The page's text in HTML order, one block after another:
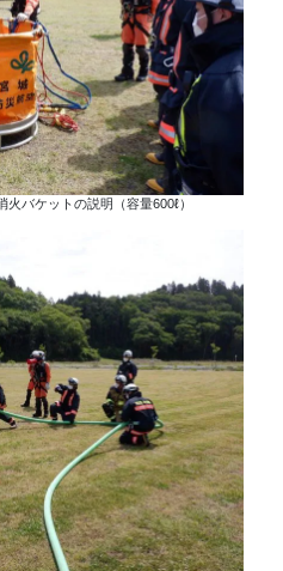
バケットの説明（容量600ℓ）